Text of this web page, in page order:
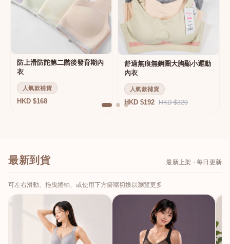
防上滑防陀第二階後發育期內
衣
人氣款補貨
HKD $168
舒適無痕無鋼圈大胸顯小運動
內衣
人氣款補貨
HKD $192 HKD $320
最新到貨 最新上架 · 每日更新
可左右滑動、拖曳捲軸、或使用下方箭嘴切換以瀏覽更多